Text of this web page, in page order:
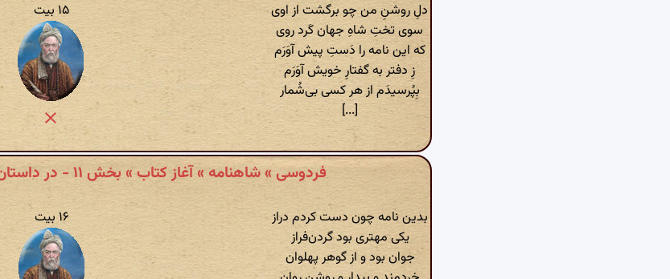
دلِ روشنِ من چو برگشت از اوی
سوی تختِ شاهِ جهان کَرد روی
که این نامه را دَستِ پیش آوَرَم
زِ دفتر به گفتارِ خویش آوَرَم
بِپُرسیدَم از هر کسی بی‌شُمار
[...]
۱۵ بیت
فردوسی » شاهنامه » آغاز کتاب » بخش ۱۱ - در داستان ابو منصور
بدین نامه چون دست کردم دراز
یکی مهتری بود گردن‌فراز
جوان بود و از گوهر پهلوان
۱۶ بیت